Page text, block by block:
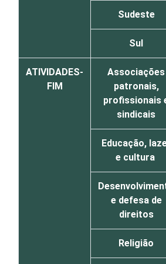
Sudeste
Sul
ATIVIDADES-
FIM
Associações
patronais,
profissionais
sindicais
Educação,
e cultura
e defesa de
direitos
Religião